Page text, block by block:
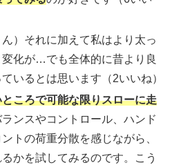
ん）それに加えて私はより太っ
化が…でも全体的に昔より良
いるとは思います（2いいね）
ころで可能な限りスローに走
ンスやコントロール、ハンド
トの荷重分散を感じながら、
かを試してみるのです。こう